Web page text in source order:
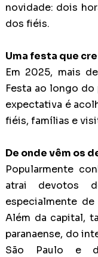
novidade: dois
dos fiéis.
Uma festa que
Em 2025, mais
Festa ao longo
expectativa é
fiéis, famílias e
De onde vêm os
Popularmente
atrai devotos
especialmente
Além da capital,
paranaense, do
São Paulo e